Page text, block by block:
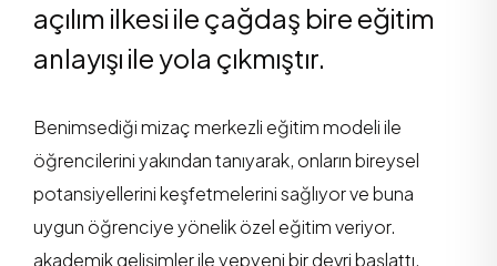
açılım ilkesi ile çağdaş bire eğitim
anlayışı ile yola çıkmıştır.
Benimsediği mizaç merkezli eğitim modeli ile
öğrencilerini yakından tanıyarak, onların bireysel
potansiyellerini keşfetmelerini sağlıyor ve buna
uygun öğrenciye yönelik özel eğitim veriyor.
akademik gelişimler ile yepyeni bir devri başlattı.